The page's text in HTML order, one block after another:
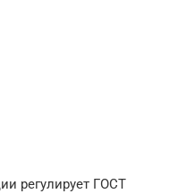
регулирует ГОСТ